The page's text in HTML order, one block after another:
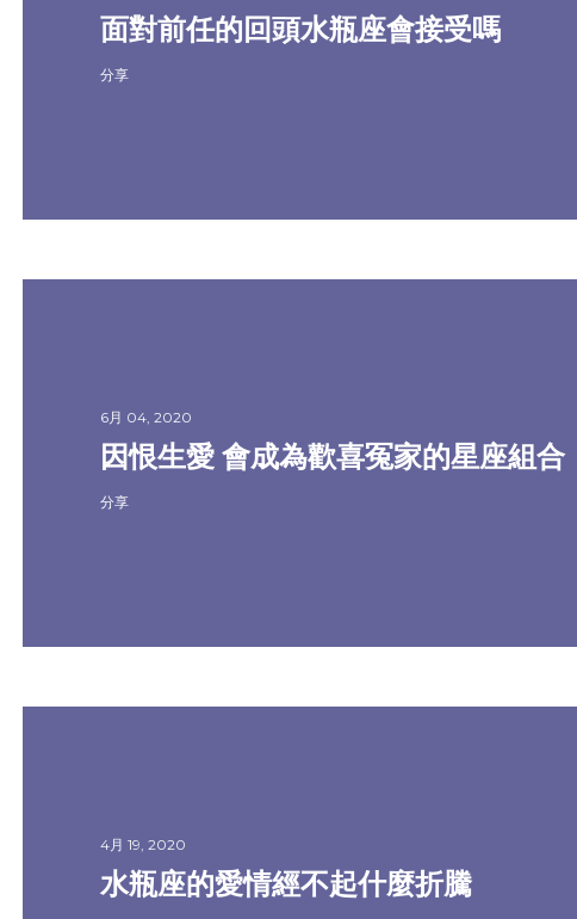
面對前任的回頭水瓶座會接受嗎
分享
6月 04, 2020
因恨生愛 會成為歡喜冤家的星座組合
分享
4月 19, 2020
水瓶座的愛情經不起什麼折騰